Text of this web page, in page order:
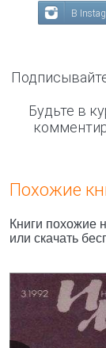
В
Будьте в
Похожие
Книги похожие
или скачать